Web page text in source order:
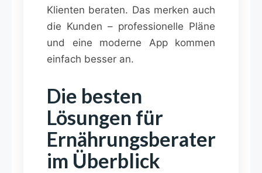
Klienten beraten. Das merken auch
die Kunden – professionelle Pläne
und eine moderne App kommen
einfach besser an.
Die besten
Lösungen für
Ernährungsberater
im Überblick